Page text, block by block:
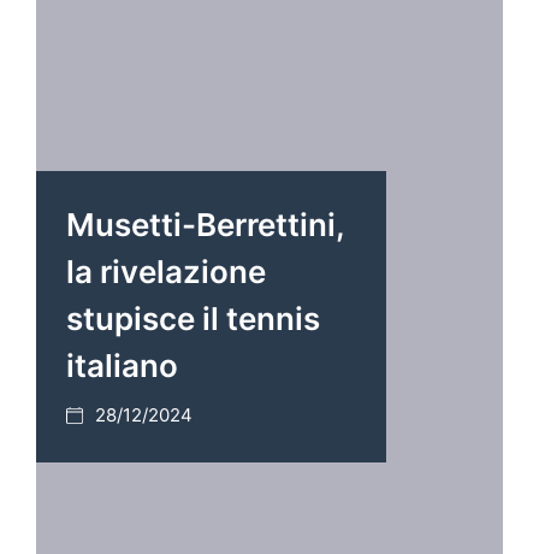
Musetti-Berrettini,
la rivelazione
stupisce il tennis
italiano
28/12/2024